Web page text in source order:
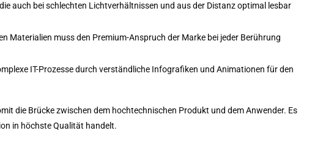
auch bei schlechten Lichtverhältnissen und aus der Distanz optimal lesbar
Materialien muss den Premium-Anspruch der Marke bei jeder Berührung
IT-Prozesse durch verständliche Infografiken und Animationen für den
die Brücke zwischen dem hochtechnischen Produkt und dem Anwender. Es
in höchste Qualität handelt.